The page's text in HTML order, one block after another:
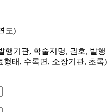
도)
행기관, 학술지명, 권호, 발행
태, 수록면, 소장기관, 초록)